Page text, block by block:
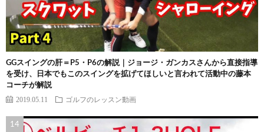
GGスイングの肝＝P5・P6の解説｜ジョージ・ガンカスさんから直接指導
を受け、日本でもこのスイングを拡げてほしいと言われて活動中の藤本
コーチが解説
2019.05.11 ゴルフのレッスン動画